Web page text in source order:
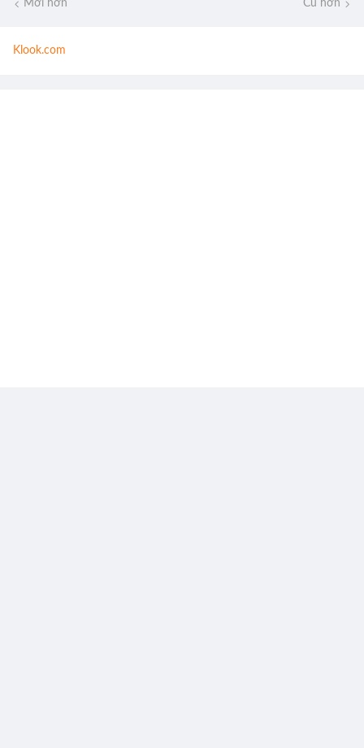
Mới hơn Cũ hơn
Klook.com